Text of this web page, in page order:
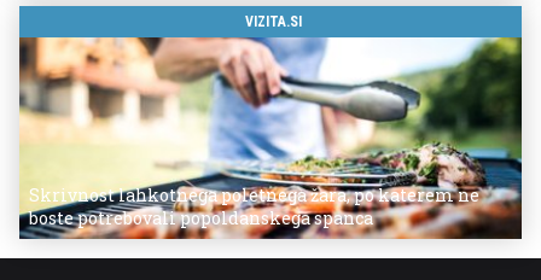
VIZITA.SI
Skrivnost lahkotnega poletnega žara, po katerem ne
boste potrebovali popoldanskega spanca